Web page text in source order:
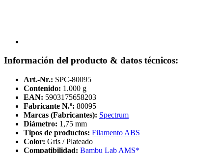
Información del producto & datos técnicos:
Art.-Nr.: SPC-80095
Contenido: 1.000 g
EAN: 5903175658203
Fabricante N.º: 80095
Marcas (Fabricantes): Spectrum
Diámetro: 1,75 mm
Tipos de productos: Filamento ABS
Color: Gris / Plateado
Compatibilidad: Bambu Lab AMS*